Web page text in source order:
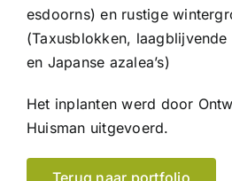
esdoorns) en rustige
(Taxusblokken,
en Japanse azalea’s)
Het inplanten werd door
Huisman uitgevoerd.
Terug naar portfolio